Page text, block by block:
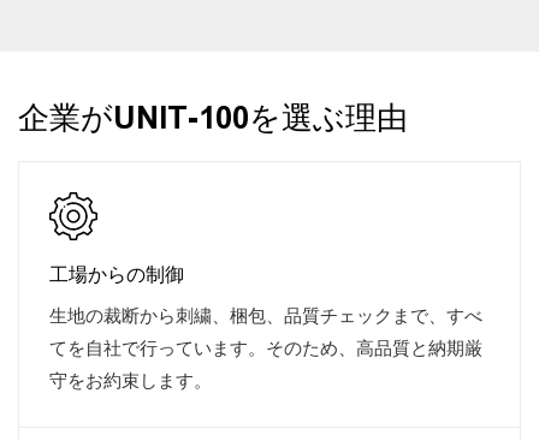
企業がUNIT-100を選ぶ理由
工場からの制御
生地の裁断から刺繍、梱包、品質チェックまで、すべ
てを自社で行っています。そのため、高品質と納期厳
守をお約束します。